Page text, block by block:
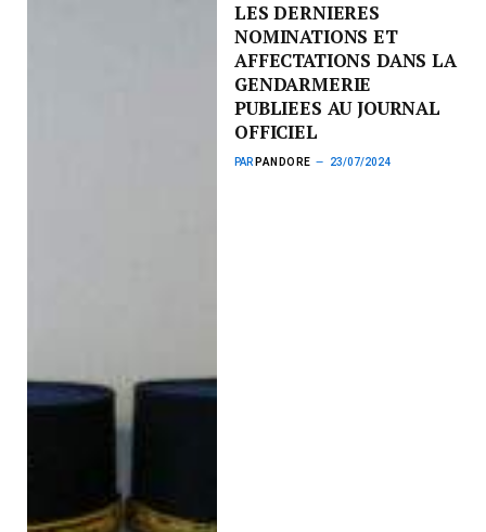
LES DERNIERES
NOMINATIONS ET
AFFECTATIONS DANS LA
GENDARMERIE
PUBLIEES AU JOURNAL
OFFICIEL
PAR PANDORE 23/07/2024